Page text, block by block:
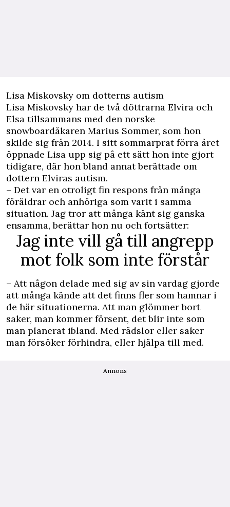
Lisa Miskovsky om dotterns autism
Lisa Miskovsky har de två döttrarna Elvira och
Elsa tillsammans med den norske
snowboardåkaren Marius Sommer, som hon
skilde sig från 2014. I sitt sommarprat förra året
öppnade Lisa upp sig på ett sätt hon inte gjort
tidigare, där hon bland annat berättade om
dottern Elviras autism.
– Det var en otroligt fin respons från många
föräldrar och anhöriga som varit i samma
situation. Jag tror att många känt sig ganska
ensamma, berättar hon nu och fortsätter:
Jag inte vill gå till angrepp
mot folk som inte förstår
– Att någon delade med sig av sin vardag gjorde
att många kände att det finns fler som hamnar i
de här situationerna. Att man glömmer bort
saker, man kommer försent, det blir inte som
man planerat ibland. Med rädslor eller saker
man försöker förhindra, eller hjälpa till med.
Annons